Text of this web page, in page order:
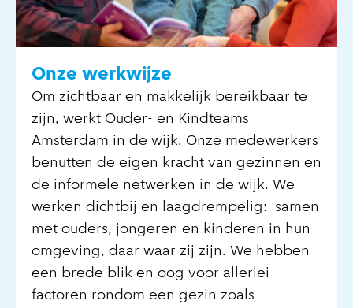
Onze werkwijze
Om zichtbaar en makkelijk bereikbaar te
zijn, werkt Ouder- en Kindteams
Amsterdam in de wijk. Onze medewerkers
benutten de eigen kracht van gezinnen en
de informele netwerken in de wijk. We
werken dichtbij en laagdrempelig: samen
met ouders, jongeren en kinderen in hun
omgeving, daar waar zij zijn. We hebben
een brede blik en oog voor allerlei
factoren rondom een gezin zoals